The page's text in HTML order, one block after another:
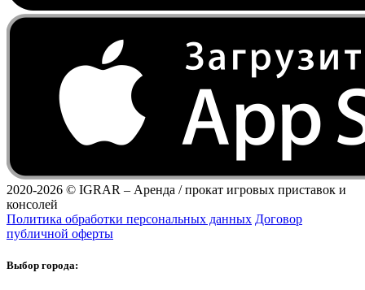
2020-2026 © IGRAR – Аренда / прокат игровых приставок и
консолей
Политика обработки персональных данных Договор
публичной оферты
Выбор города: